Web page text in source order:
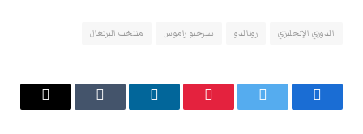
الدوري الإنجليزي رونالدو سيرخيو راموس منتخب البرتغال
فيسبوك تويتر بينتيريستلينكدإن Tumblr
البريد